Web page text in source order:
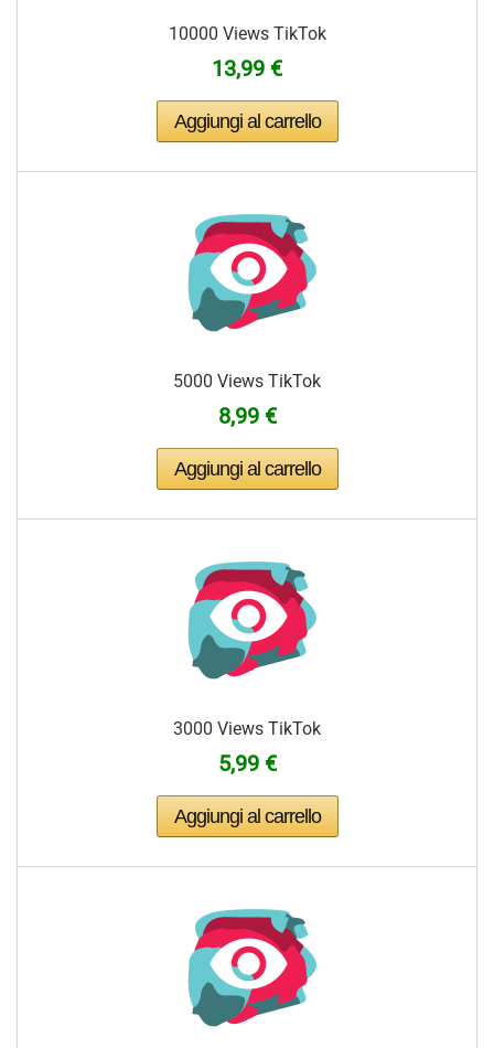
10000 Views TikTok
13,99 €
5000 Views TikTok
8,99 €
3000 Views TikTok
5,99 €